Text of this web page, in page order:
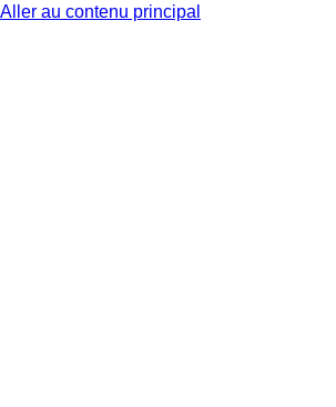
Aller au contenu principal